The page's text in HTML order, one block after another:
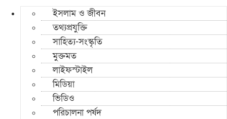
ইসলাম ও জীবন
তথ্যপ্রযুক্তি
সাহিত্য-সংস্কৃতি
মুক্তমত
লাইফস্টাইল
মিডিয়া
ভিডিও
পরিচালনা পর্ষদ